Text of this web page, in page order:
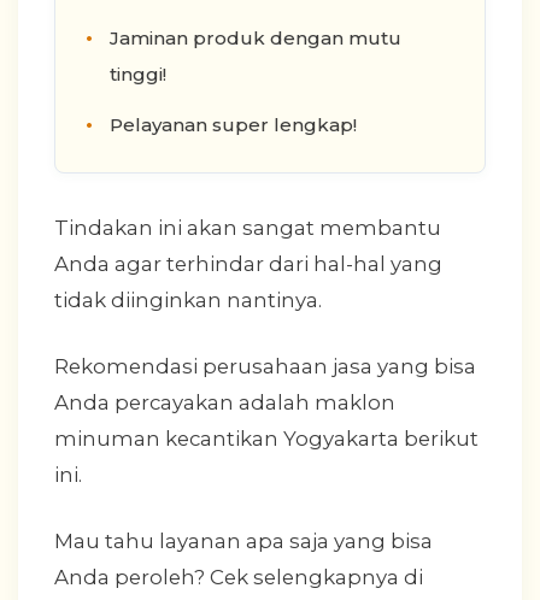
Jaminan produk dengan mutu
tinggi!
Pelayanan super lengkap!
Tindakan ini akan sangat membantu
Anda agar terhindar dari hal-hal yang
tidak diinginkan nantinya.
Rekomendasi perusahaan jasa yang bisa
Anda percayakan adalah maklon
minuman kecantikan Yogyakarta berikut
ini.
Mau tahu layanan apa saja yang bisa
Anda peroleh? Cek selengkapnya di